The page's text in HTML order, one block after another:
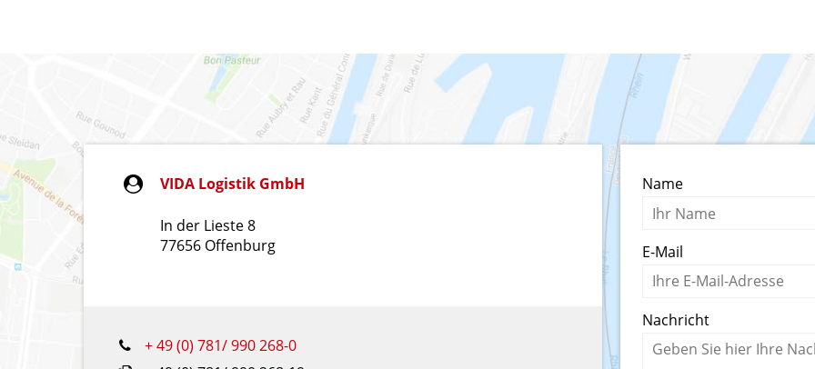
VIDA Logistik GmbH
In der Lieste 8
77656 Offenburg
+ 49 (0) 781/ 990 268-0
Name
E-Mail
Nachricht